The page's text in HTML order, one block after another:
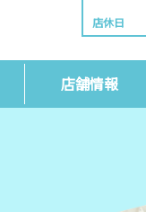
店休日
店舗情報